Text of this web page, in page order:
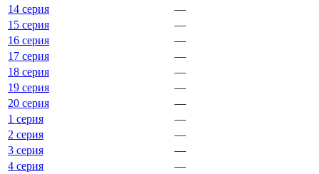
14 серия
—
15 серия
—
16 серия
—
17 серия
—
18 серия
—
19 серия
—
20 серия
—
1 серия
—
2 серия
—
3 серия
—
4 серия
—